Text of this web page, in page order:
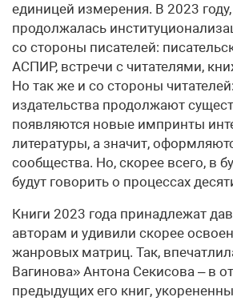
единицей измерения. В 2023
продолжалась
со стороны писателей:
АСПИР, встречи с читателями,
Но так же и со стороны
издательства продолжают
появляются новые импринты
литературы, а значит,
сообщества. Но, скорее всего, в
будут говорить о процессах
Книги 2023 года принадлежат
авторам и удивили скорее
жанровых матриц. Так,
Вагинова» Антона Секисова – в
предыдущих его книг,